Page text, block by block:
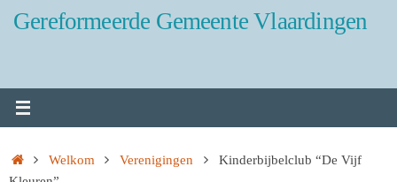
naarGereformeerde Gemeente Vlaardingen
HomeWelkom Verenigingen
Kinderbijbelclub “De Vijf